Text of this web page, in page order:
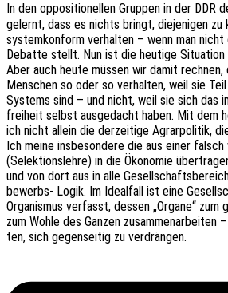
In den oppo­si­tio­nel­len Grup­pen in der DDR
gelernt, dass es nichts bringt, dieje­ni­gen zu
system­kon­form verhal­ten – wenn man
Debat­te stellt. Nun ist die heuti­ge Situa­ti­on
Aber auch heute müssen wir damit rech­nen,
Menschen so oder so verhal­ten, weil sie
Systems sind – und nicht, weil sie sich das
frei­heit selbst ausge­dacht haben. Mit dem
ich nicht allein die derzei­ti­ge Agrar­po­li­tik,
Ich meine insbe­son­de­re die aus einer
(Selek­ti­ons­leh­re) in die Ökono­mie
und von dort aus in alle
be­werbs- Logik. Im Ideal­fall ist eine
Orga­nis­mus verfasst, dessen „Organe“
zum Wohle des Ganzen zusam­men­ar­bei­ten
ten, sich gegen­sei­tig zu verdrängen.